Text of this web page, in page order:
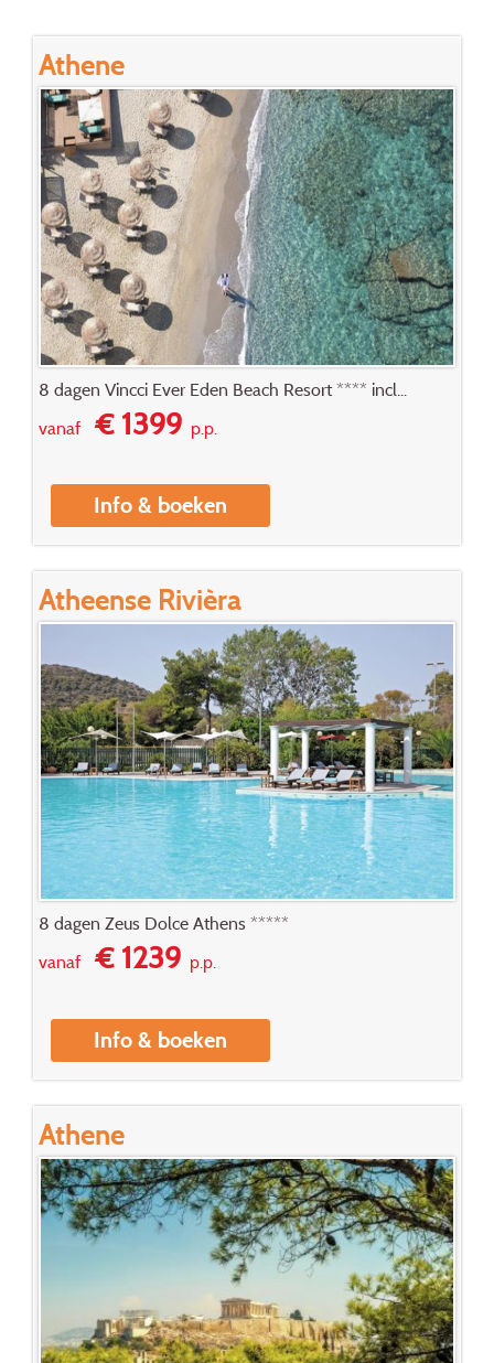
Athene
8 dagen Vincci Ever Eden Beach Resort **** incl...
vanaf€ 1399p.p.
Info & boeken
Atheense Rivièra
8 dagen Zeus Dolce Athens *****
vanaf€ 1239p.p.
Info & boeken
Athene